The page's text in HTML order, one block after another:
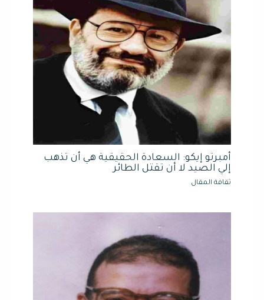
أمبرتو إيكو: السعادة الحقيقية هي أن تذهب
إلي الصيد لا أن تقتل الطائر
ثقافة المقال